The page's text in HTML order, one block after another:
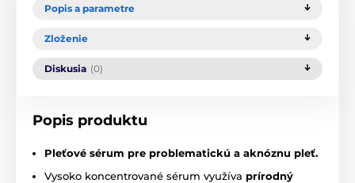
Popis a parametre
Zloženie
Diskusia (0)
Popis produktu
Pleťové sérum pre problematickú a aknóznu pleť.
Vysoko koncentrované sérum využíva prírodný